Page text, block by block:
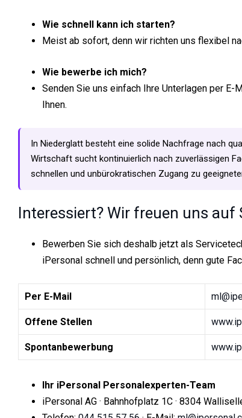
Wie schnell kann ich starten?
Meist ab sofort, denn wir richten uns flexibel
Wie bewerbe ich mich?
Senden Sie uns einfach Ihre Unterlagen per
Ihnen.
In Niederglatt besteht eine solide Nachfrage nach
Wirtschaft sucht kontinuierlich nach zuverlässigen
schnellen und unbürokratischen Zugang zu
Interessiert? Wir freuen uns auf
Bewerben Sie sich deshalb jetzt als
iPersonal schnell und persönlich, denn gute
Per E-Mail
Offene Stellen
Spontanbewerbung
Ihr iPersonal Personalexperten-Team
iPersonal AG · Bahnhofplatz 1C · 8304